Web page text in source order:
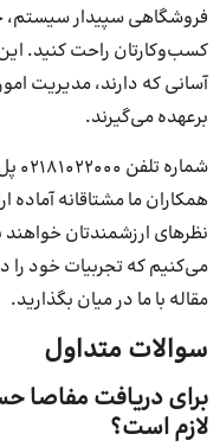
فروشگاهی سپیدار سیستم،
کسب‌وکارتان راحت کنید. این
آسانی که دارند، مدیریت
برعهده می‌گیرند.
همکاران ما مشتاقانه
نظرهای‌ ارزشمندتان
می‌کنیم که تجربیات خود را
مقاله با ما در میان بگذارید.
سوالات متداول
برای دریافت مفاصا
لازم است؟